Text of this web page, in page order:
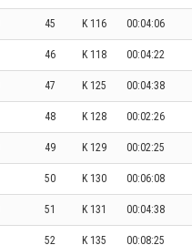
45 K 116 00:04:06
46 K 118 00:04:22
47 K 125 00:04:38
48 K 128 00:02:26
49 K 129 00:02:25
50 K 130 00:06:08
51 K 131 00:04:38
52 K 135 00:08:25